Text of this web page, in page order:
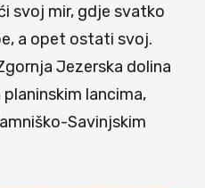
svoj mir, gdje svatko
a opet ostati svoj.
Jezerska dolina
lancima,
Savinjskim